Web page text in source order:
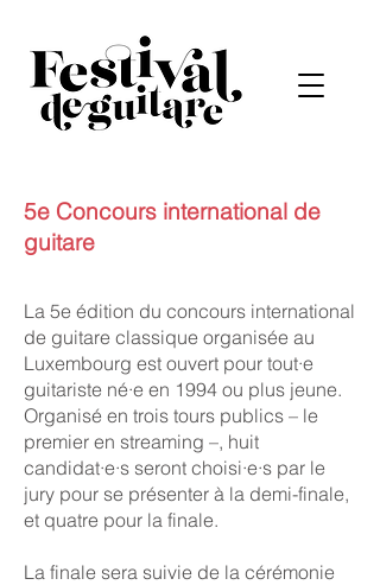
5e Concours international de
guitare
La 5e édition du concours international
de guitare classique organisée au
Luxembourg est ouvert pour tout·e
guitariste né·e en 1994 ou plus jeune.
Organisé en trois tours publics – le
premier en streaming –, huit
candidat·e·s seront choisi·e·s par le
jury pour se présenter à la demi-finale,
et quatre pour la finale.
La finale sera suivie de la cérémonie